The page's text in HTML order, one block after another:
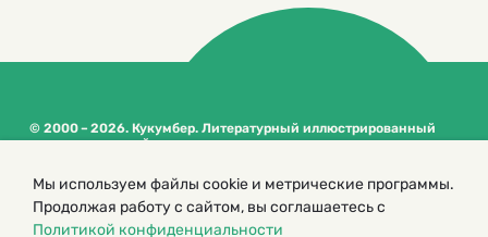
© 2000 – 2026. Кукумбер. Литературный иллюстрированный
журнал для детей
сайта
Политика конфиденциальности
Мы используем файлы cookie и метрические программы.
Продолжая работу с сайтом, вы соглашаетесь с
Политикой конфиденциальности